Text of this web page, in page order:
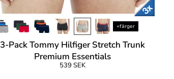
+färger
3-Pack Tommy Hilfiger Stretch Trunk
Premium Essentials
539 SEK